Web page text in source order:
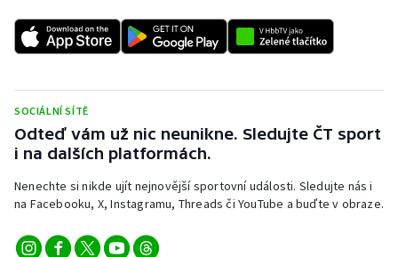
SOCIÁLNÍ SÍTĚ
Odteď vám už nic neunikne. Sledujte ČT sport
i na dalších platformách.
Nenechte si nikde ujít nejnovější sportovní události. Sledujte nás i
na Facebooku, X, Instagramu, Threads či YouTube a buďte v obraze.